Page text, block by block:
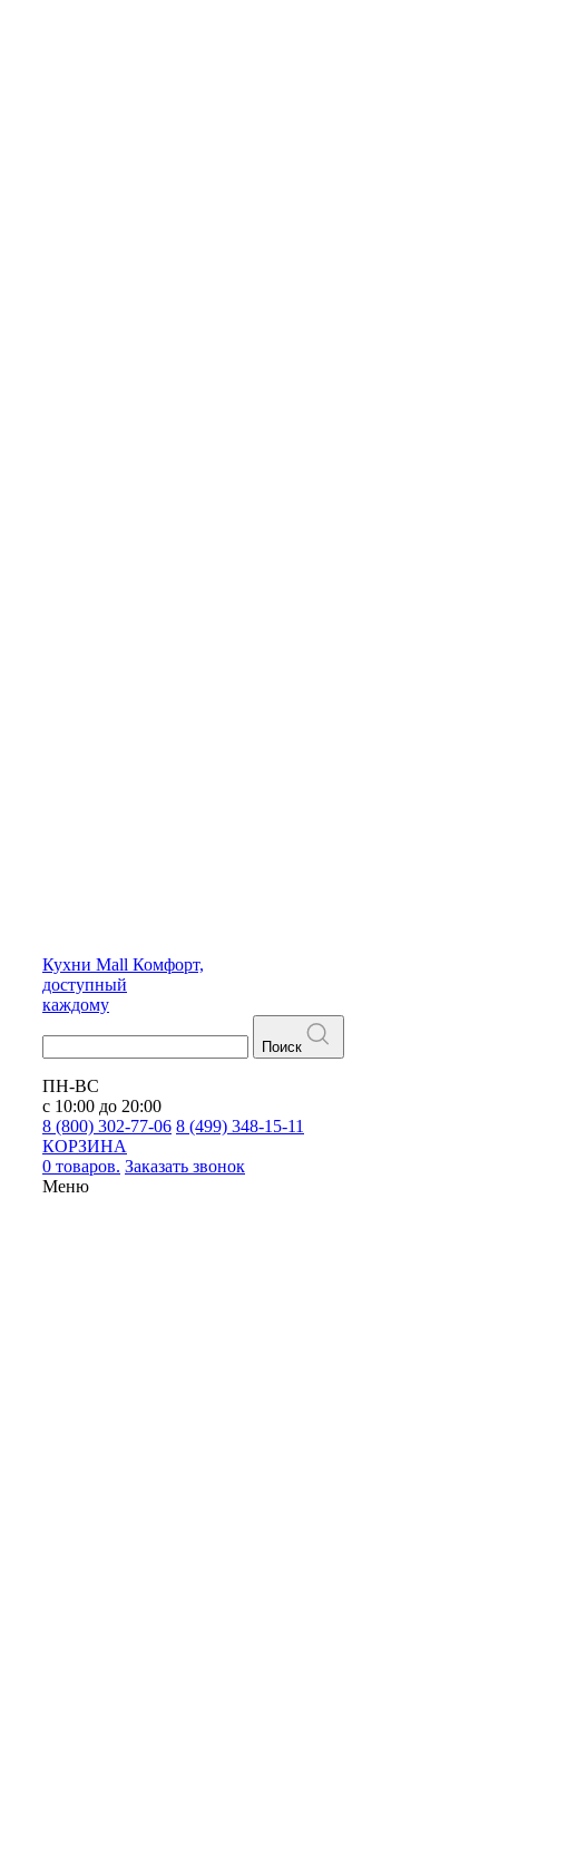
Кухни Mall Комфорт,
доступный
каждому
Поиск
ПН-ВС
с 10:00 до 20:00
8 (800) 302-77-06 8 (499) 348-15-11
КОРЗИНА
0 товаров. Заказать звонок
Меню